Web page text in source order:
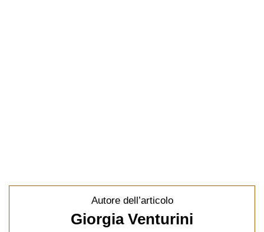
Autore dell’articolo
Giorgia Venturini